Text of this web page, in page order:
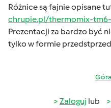
Różnice są fajnie opisane
chrupie.pl/thermomix-
Prezentacji za bardzo być
tylko w formie
Zaloguj lub